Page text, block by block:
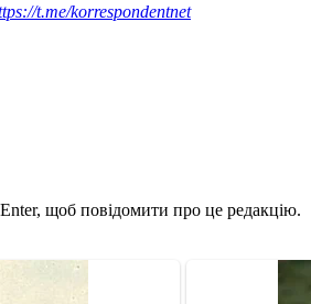
t.me/korrespondentnet
щоб повідомити про це редакцію.